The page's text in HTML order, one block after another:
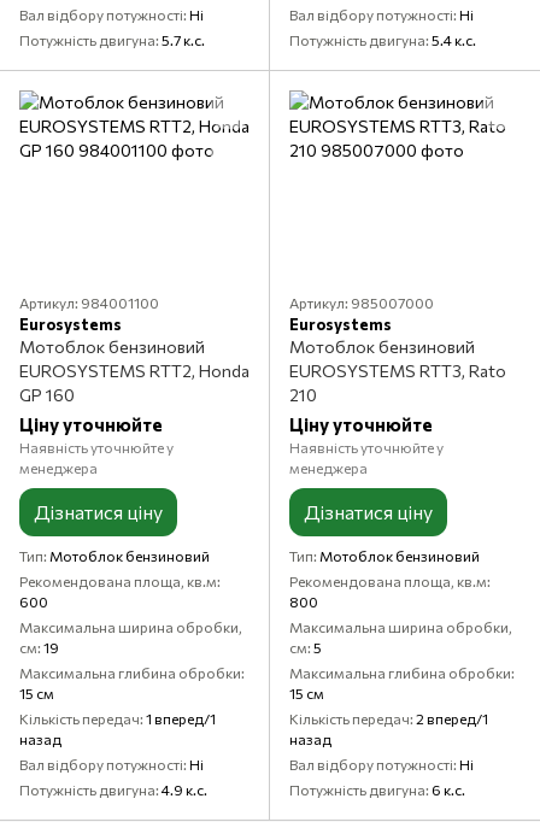
Вал відбору потужності Ні
Потужність двигуна 5.7 к.с.
Вал відбору потужності Ні
Потужність двигуна 5.4 к.с.
Артикул: 984001100
Eurosystems
Мотоблок бензиновий
EUROSYSTEMS RTT2, Honda
GP 160
Ціну уточнюйте
Наявність уточнюйте у
менеджера
Дізнатися ціну
Тип Мотоблок бензиновий
Рекомендована площа, кв.м
600
Максимальна ширина обробки,
см 19
Максимальна глибина обробки
15 см
Кількість передач 1 вперед/1
назад
Вал відбору потужності Ні
Потужність двигуна 4.9 к.с.
Артикул: 985007000
Eurosystems
Мотоблок бензиновий
EUROSYSTEMS RTT3, Rato
210
Ціну уточнюйте
Наявність уточнюйте у
менеджера
Дізнатися ціну
Тип Мотоблок бензиновий
Рекомендована площа, кв.м
800
Максимальна ширина обробки,
см 5
Максимальна глибина обробки
15 см
Кількість передач 2 вперед/1
назад
Вал відбору потужності Ні
Потужність двигуна 6 к.с.